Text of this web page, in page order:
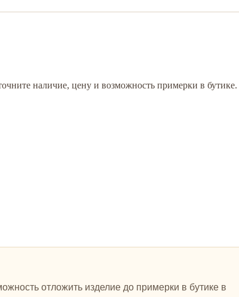
наличие, цену и возможность примерки в бутике.
отложить изделие до примерки в бутике в